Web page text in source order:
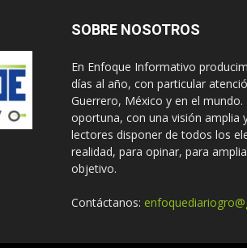
SOBRE NOSOTROS
En Enfoque Informativo
días al año, con particular
Guerrero, México y en el
oportuna, con una visión amplia
lectores disponer de todos los
realidad, para opinar, para
objetivo.
Contáctanos: